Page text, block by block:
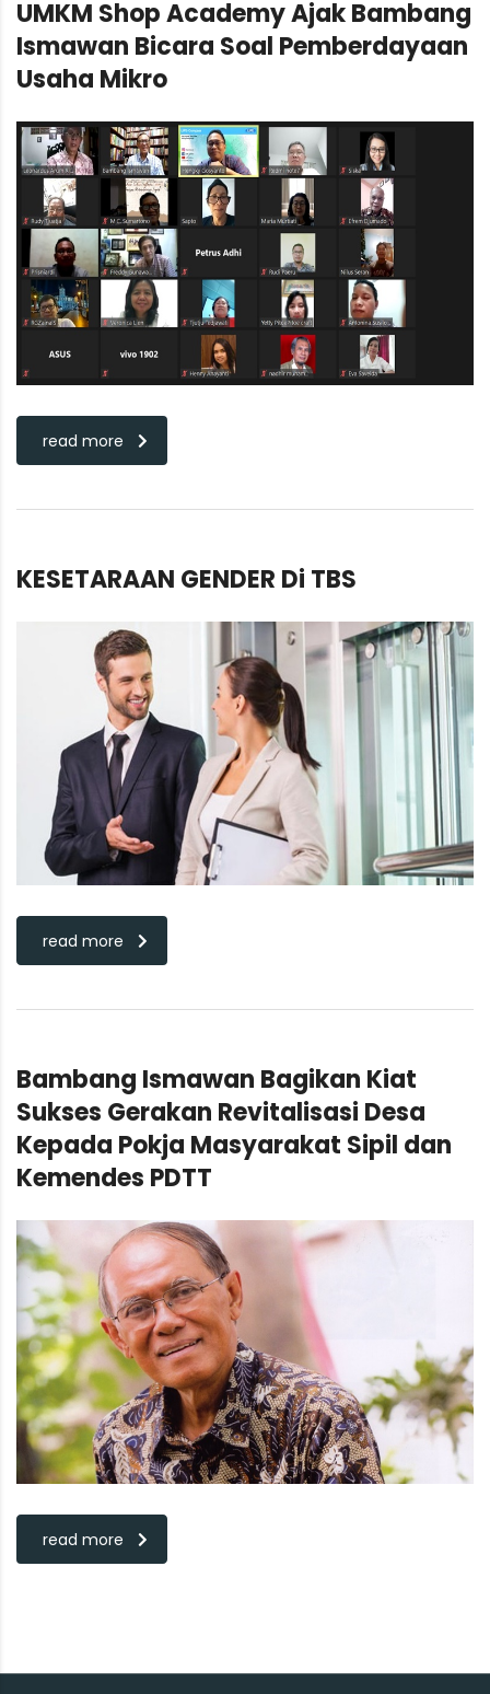
UMKM Shop Academy Ajak Bambang
Ismawan Bicara Soal Pemberdayaan
Usaha Mikro
read more
KESETARAAN GENDER Di TBS
read more
Bambang Ismawan Bagikan Kiat
Sukses Gerakan Revitalisasi Desa
Kepada Pokja Masyarakat Sipil dan
Kemendes PDTT
read more